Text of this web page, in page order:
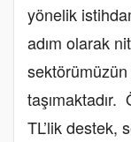
yönelik
adım olarak
taşımaktadır.
TL’lik destek,